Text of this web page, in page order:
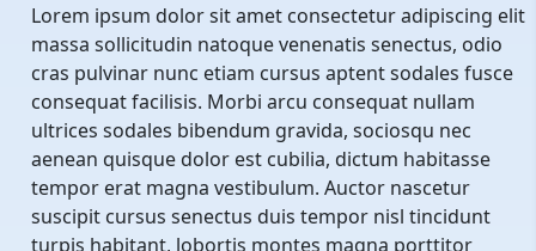
Lorem ipsum dolor sit amet consectetur adipiscing elit
massa sollicitudin natoque venenatis senectus, odio
cras pulvinar nunc etiam cursus aptent sodales fusce
consequat facilisis. Morbi arcu consequat nullam
ultrices sodales bibendum gravida, sociosqu nec
aenean quisque dolor est cubilia, dictum habitasse
tempor erat magna vestibulum. Auctor nascetur
suscipit cursus senectus duis tempor nisl tincidunt
turpis habitant, lobortis montes magna porttitor